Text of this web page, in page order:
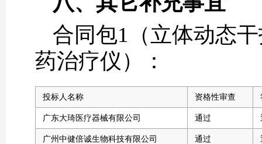
合同包1（立体动态
药治疗仪）：
投标人名称 资格性审查
广东大琦医疗器械有限公司 通过
广州中健倍诚生物科技有限公司 通过